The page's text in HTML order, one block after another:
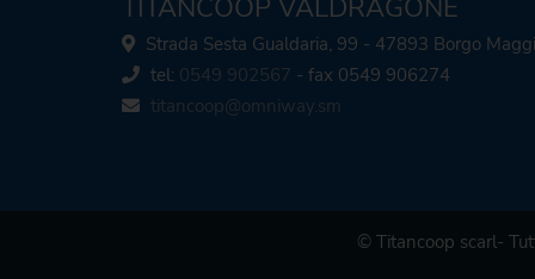
TITANCOOP VALDRAGONE
Strada Sesta Gualdaria, 99 - 47893 Borgo
tel: 0549 902567 - fax 0549 906274
titancoop@omniway.sm
© Titancoop scarl-